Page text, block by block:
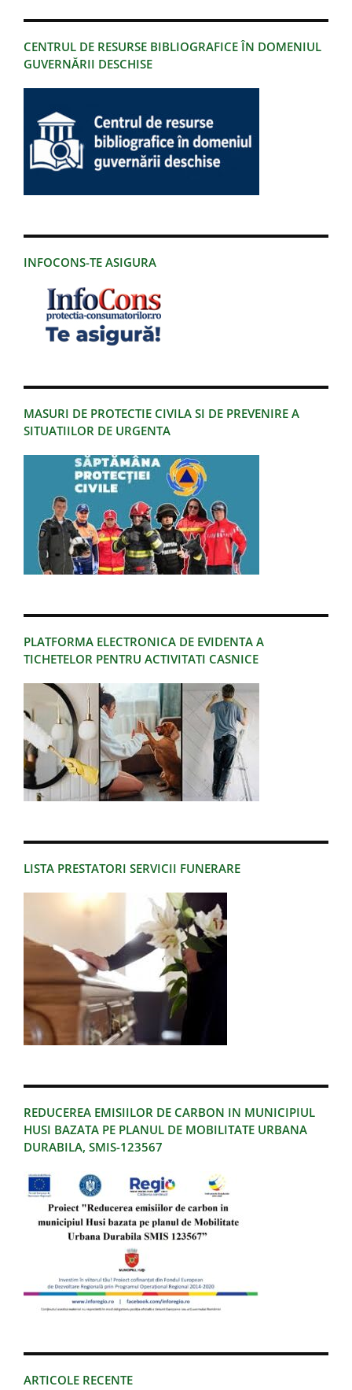
CENTRUL DE RESURSE BIBLIOGRAFICE ÎN DOMENIUL
GUVERNĂRII DESCHISE
INFOCONS-TE ASIGURA
MASURI DE PROTECTIE CIVILA SI DE PREVENIRE A
SITUATIILOR DE URGENTA
PLATFORMA ELECTRONICA DE EVIDENTA A
TICHETELOR PENTRU ACTIVITATI CASNICE
LISTA PRESTATORI SERVICII FUNERARE
REDUCEREA EMISIILOR DE CARBON IN MUNICIPIUL
HUSI BAZATA PE PLANUL DE MOBILITATE URBANA
DURABILA, SMIS-123567
ARTICOLE RECENTE